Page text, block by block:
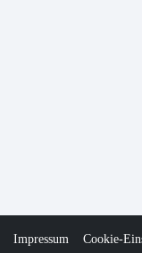
Impressum Cookie-